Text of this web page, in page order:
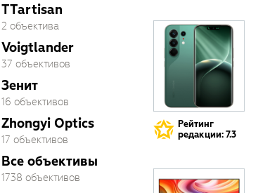
TTartisan
2 объектива
Voigtlander
37 объективов
Зенит
16 объективов
Zhongyi Optics
17 объективов
Все объективы
1738 объективов
Рейтинг
редакции: 7.3